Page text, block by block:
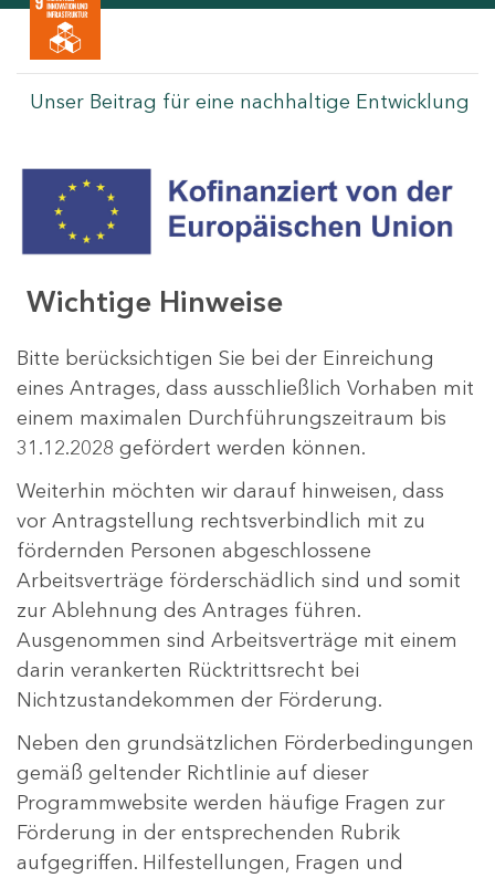
Unser Beitrag für eine nachhaltige Entwicklung
Wichtige Hinweise
Bitte berücksichtigen Sie bei der Einreichung
eines Antrages, dass ausschließlich Vorhaben mit
einem maximalen Durchführungszeitraum bis
31.12.2028 gefördert werden können.
Weiterhin möchten wir darauf hinweisen, dass
vor Antragstellung rechtsverbindlich mit zu
fördernden Personen abgeschlossene
Arbeitsverträge förderschädlich sind und somit
zur Ablehnung des Antrages führen.
Ausgenommen sind Arbeitsverträge mit einem
darin verankerten Rücktrittsrecht bei
Nichtzustandekommen der Förderung.
Neben den grundsätzlichen Förderbedingungen
gemäß geltender Richtlinie auf dieser
Programmwebsite werden häufige Fragen zur
Förderung in der entsprechenden Rubrik
aufgegriffen. Hilfestellungen, Fragen und